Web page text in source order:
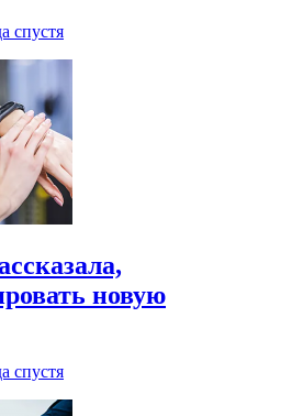
спустя
новую
спустя